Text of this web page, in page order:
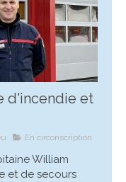
d'incendie et
En circonscription
William
et de secours